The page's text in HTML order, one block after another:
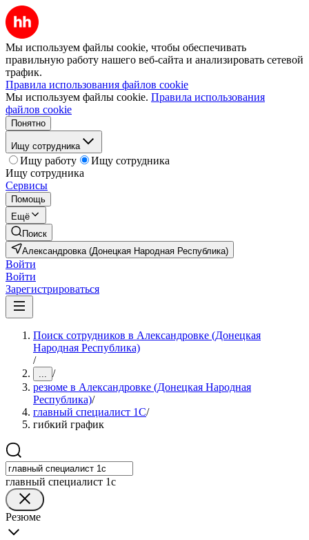
Мы используем файлы cookie, чтобы обеспечивать
правильную работу нашего веб-сайта и анализировать сетевой
трафик.
Правила использования файлов cookie
Мы используем файлы cookie. Правила использования
файлов cookie
Понятно
Ищу сотрудника
Ищу работу
Ищу сотрудника
Ищу сотрудника
Сервисы
Помощь
Ещё
Поиск
Александровка (Донецкая Народная Республика)
Войти
Войти
Зарегистрироваться
Поиск сотрудников в Александровке (Донецкая
Народная Республика)
/
... /
резюме в Александровке (Донецкая Народная
Республика)/
главный специалист 1С/
гибкий график
главный специалист 1с
Резюме